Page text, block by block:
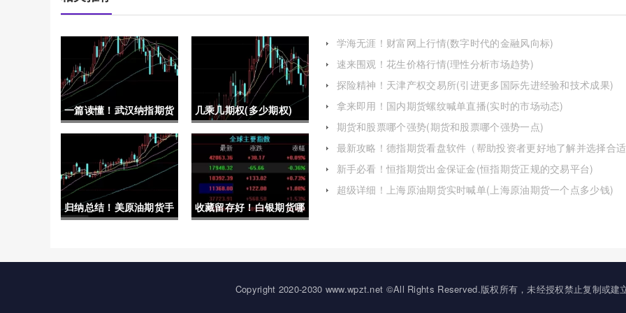
一篇读懂！武汉纳指期货
怎么开户（提高自己的交
易技能和风险管理能力）
几乘几期权(多少期权)
归纳总结！美原油期货手
的交易量）
收藏留存好！白银期货哪
用哪个手续费低)
学海无涯！财富网上行情(数字时代的金融风向标)
速来围观！花生价格行情(理性分析市场趋势)
探险精神！天津产权交易所(引进更多国际先进经验和技术成果)
拿来即用！国内期货螺纹喊单直播(实时的市场动态)
期货和股票哪个强势(期货和股票哪个强势一点)
最新攻略！德指期货看盘软件（帮助投资者更好地了解并选择合适
的工具）
新手必看！恒指期货出金保证金(恒指期货正规的交易平台)
超级详细！上海原油期货实时喊单(上海原油期货一个点多少钱)
Copyright 2020-2030 www.wpzt.net ©All Rights Reserved.版权所有，未经授权禁止复制或建